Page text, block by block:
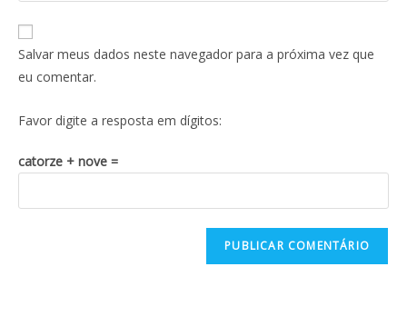
Salvar meus dados neste navegador para a próxima vez que
eu comentar.
Favor digite a resposta em dígitos:
catorze + nove =